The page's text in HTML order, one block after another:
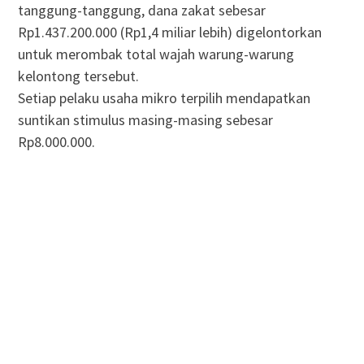
tanggung-tanggung, dana zakat sebesar
Rp1.437.200.000 (Rp1,4 miliar lebih) digelontorkan
untuk merombak total wajah warung-warung
kelontong tersebut.
Setiap pelaku usaha mikro terpilih mendapatkan
suntikan stimulus masing-masing sebesar
Rp8.000.000.